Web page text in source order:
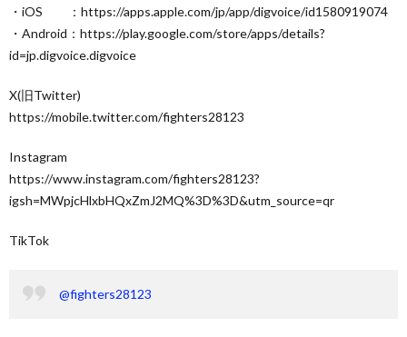
・iOS ：https://apps.apple.com/jp/app/digvoice/id1580919074
・Android：https://play.google.com/store/apps/details?
id=jp.digvoice.digvoice
X(旧Twitter)
https://mobile.twitter.com/fighters28123
Instagram
https://www.instagram.com/fighters28123?
igsh=MWpjcHlxbHQxZmJ2MQ%3D%3D&utm_source=qr
TikTok
@fighters28123